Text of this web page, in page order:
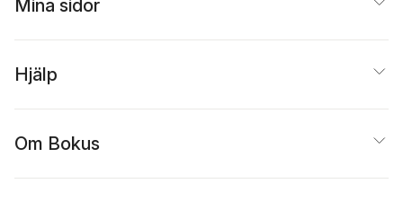
Mina sidor
Hjälp
Om Bokus